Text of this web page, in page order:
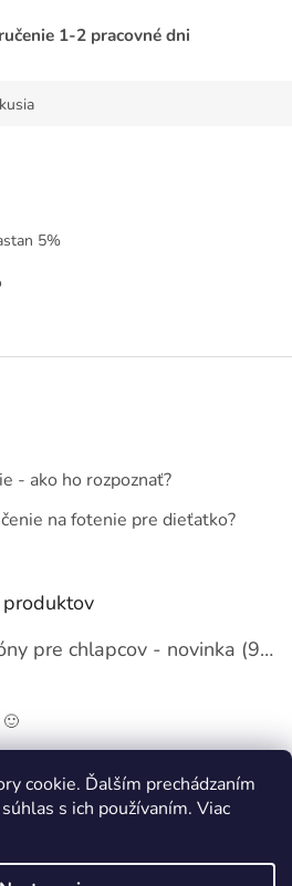
cookie. Ďalším prechádzaním
s ich používaním. Viac
1-2 pracovné dni
5%
- ako ho rozpoznať?
na fotenie pre dieťatko?
Tričko kamióny pre chlapcov - novinka (98-134)
je 5 z 5 hviezdičiek.
🙂
podmienky Kontakty